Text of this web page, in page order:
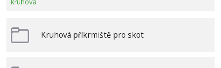
Kruhová příkrmiště pro skot